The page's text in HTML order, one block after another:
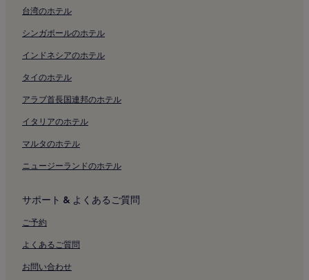
スカラ座博物館付近のホテル
ブレラ絵画館付近のホテル
コルドゥージオ広場付近のホテル
メルカンティ広場付近のホテル
台湾のホテル
シンガポールのホテル
インドネシアのホテル
タイのホテル
アラブ首長国連邦のホテル
イタリアのホテル
マルタのホテル
ニュージーランドのホテル
サポート & よくあるご質問
ご予約
よくあるご質問
お問い合わせ